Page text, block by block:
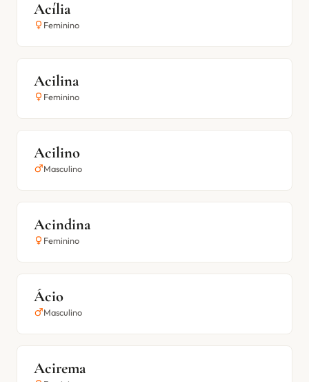
Acília
Feminino
Acilina
Feminino
Acilino
Masculino
Acindina
Feminino
Ácio
Masculino
Acirema